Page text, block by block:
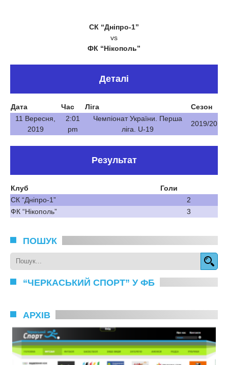
СК “Дніпро-1”
vs
ФК “Нікополь”
Деталі
Дата Час Ліга
Сезон
11 Вересня,
2019
2:01
pm
Чемпіонат України. Перша
ліга. U-19
2019/20
Результат
Клуб
Голи
СК “Дніпро-1”
2
ФК “Нікополь”
3
ПОШУК
“ЧЕРКАСЬКИЙ СПОРТ” У ФБ
АРХІВ